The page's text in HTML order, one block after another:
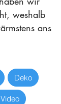
weshalb
ans
Deko